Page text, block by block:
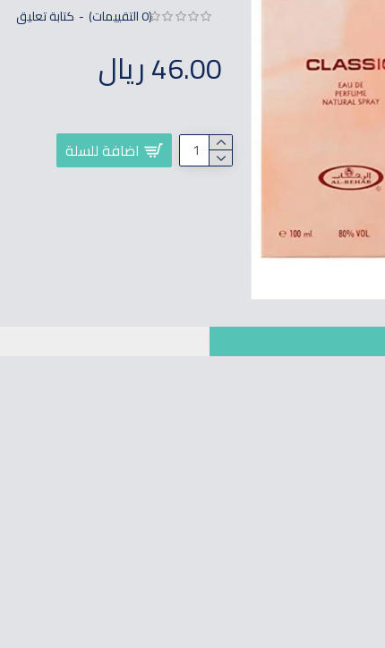
(0 التقييمات) - كتابة تعليق
46.00 ريال
اضافة للسلة